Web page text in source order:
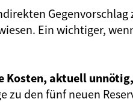
Gegenvorschlag
Ein wichtiger,
Kosten, aktuell
zu den fünf neuen